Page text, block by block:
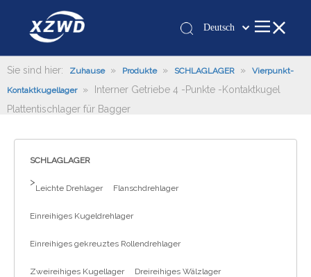
Deutsch
românesc
Türk dili
العربية
Sie sind hier: Zuhause » Produkte » SCHLAGLAGER »
Vierpunkt-
Kontaktkugellager
»
Interner Getriebe 4 -Punkte -Kontaktkugel
Plattentischlager für Bagger
SCHLAGLAGER
>
Leichte Drehlager Flanschdrehlager
Einreihiges Kugeldrehlager
Einreihiges gekreuztes Rollendrehlager
Zweireihiges Kugellager Dreireihiges Wälzlager